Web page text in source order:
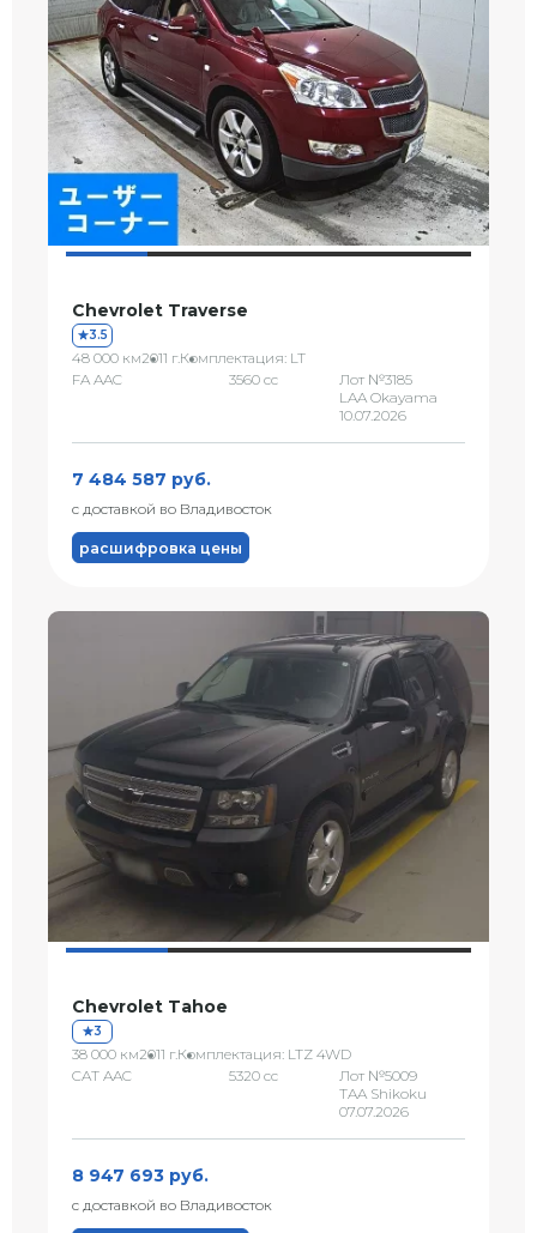
Chevrolet Traverse
3.5
48 000 км2011 г.Комплектация: LT
FA AAC
3560 сс
Лот №3185
LAA Okayama
10.07.2026
7 484 587 руб.
с доставкой во Владивосток
расшифровка цены
Chevrolet Tahoe
3
38 000 км2011 г.Комплектация: LTZ 4WD
CAT AAC
5320 сс
Лот №5009
TAA Shikoku
07.07.2026
8 947 693 руб.
с доставкой во Владивосток